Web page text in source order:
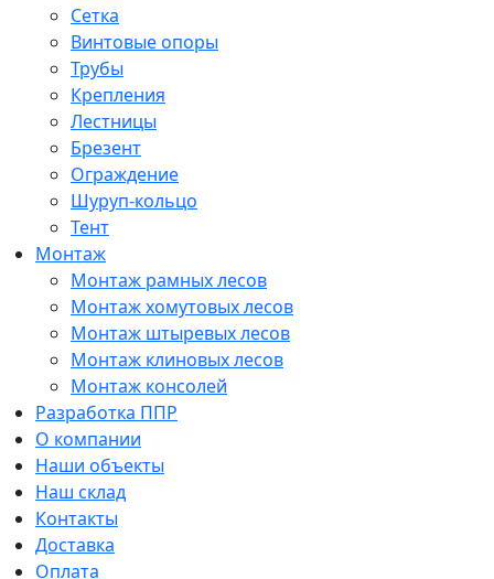
Сетка
Винтовые опоры
Трубы
Крепления
Лестницы
Брезент
Ограждение
Шуруп-кольцо
Тент
Монтаж
Монтаж рамных лесов
Монтаж хомутовых лесов
Монтаж штыревых лесов
Монтаж клиновых лесов
Монтаж консолей
Разработка ППР
О компании
Наши объекты
Наш склад
Контакты
Доставка
Оплата